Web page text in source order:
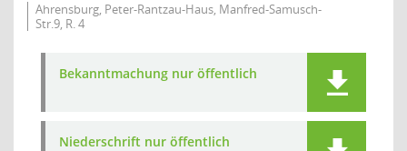
Ahrensburg, Peter-Rantzau-Haus, Manfred-Samusch-
Str.9, R. 4
Bekanntmachung nur öffentlich
Niederschrift nur öffentlich